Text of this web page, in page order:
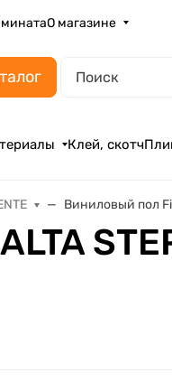
О магазине
Клей, скотч
Виниловый пол